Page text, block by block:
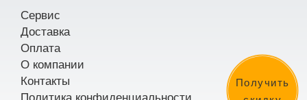
Получить
Сервис
Доставка
Оплата
О компании
Контакты
Политика конфиденциальности